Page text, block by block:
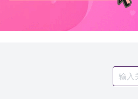
Search
for: